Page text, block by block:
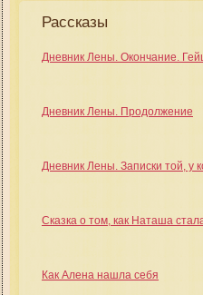
Рассказы
Дневник Лены. Окончание.
Дневник Лены. Продолжение
Дневник Лены. Записки той, у
Сказка о том, как Наташа
Как Алена нашла себя